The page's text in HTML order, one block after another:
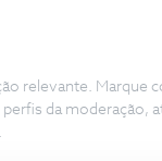
relevante. Marque
da moderação,